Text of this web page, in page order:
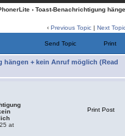
› Toast-Benachrichtigung
‹ Previous Topic | Next
Send Topic Print
hängen + kein Anruf möglich (Read
at
Print Post